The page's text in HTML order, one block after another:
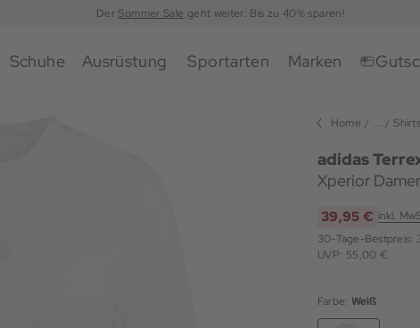
DerSommer Sale geht weiter: Bis zu 40% sparen!
Schuhe Ausrüstung Sportarten Marken
Home ... Shirts
adidas
Xperior
39,95 € inkl.
30-Tage-Bestpreis:
UVP: 55,00 €
Farbe: Weiß